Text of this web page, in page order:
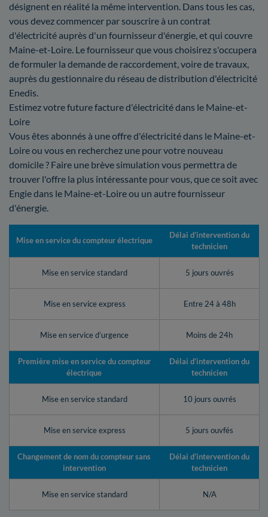
désignent en réalité la même intervention. Dans tous les cas,
vous devez commencer par souscrire à un contrat
d'électricité auprès d'un fournisseur d'énergie, et qui couvre
Maine-et-Loire. Le fournisseur que vous choisirez s'occupera
de formuler la demande de raccordement, voire de travaux,
auprès du gestionnaire du réseau de distribution d'électricité
Enedis.
Estimez votre future facture d'électricité dans le Maine-et-
Loire
Vous êtes abonnés à une offre d'électricité dans le Maine-et-
Loire ou vous en recherchez une pour votre nouveau
domicile ? Faire une brève simulation vous permettra de
trouver l'offre la plus intéressante pour vous, que ce soit avec
Engie dans le Maine-et-Loire ou un autre fournisseur
d'énergie.
Mise en service du compteur électrique
Délai d’intervention du
technicien
Mise en service standard 5 jours ouvrés
Mise en service express Entre 24 à 48h
Mise en service d’urgence Moins de 24h
Première mise en service du compteur
électrique
Délai d’intervention du
technicien
Mise en service standard 10 jours ouvrés
Mise en service express 5 jours ouvfés
Changement de nom du compteur sans
intervention
Délai d’intervention du
technicien
Mise en service standard N/A